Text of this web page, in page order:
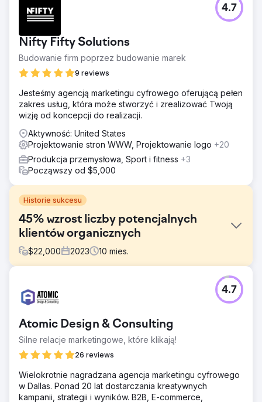
Nifty Fifty Solutions
Budowanie firm poprzez budowanie marek
9 reviews
4.7
Jesteśmy agencją marketingu cyfrowego oferującą pełen
zakres usług, która może stworzyć i zrealizować Twoją
wizję od koncepcji do realizacji.
Aktywność: United States
Projektowanie stron WWW, Projektowanie logo +20
Produkcja przemysłowa, Sport i fitness +3
Począwszy od $5,000
Historie sukcesu
45% wzrost liczby potencjalnych
klientów organicznych
$22,000 2023 10 mies.
Celem United National Healthcare było zwiększenie
obecności w Internecie i zaangażowanie pacjentów.
witrynie i zapewnienie potencjalnym pacjentom cennych
treści dotyczących powszechnych problemów i usług
związanych z opieką zdrowotną.
SearchX wdrożyło kompleksową strategię SEO,
koncentrując się na badaniu słów kluczowych i tworzeniu
wysokiej jakości blogów. Stworzyliśmy angażujące,
Atomic Design & Consulting
Silne relacje marketingowe, które klikają!
26 reviews
4.7
Wielokrotnie nagradzana agencja marketingu cyfrowego
w Dallas. Ponad 20 lat dostarczania kreatywnych
kampanii, strategii i wyników. B2B, E-commerce,